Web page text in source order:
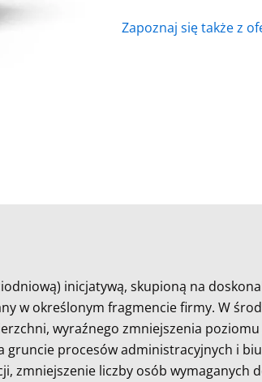
Zapoznaj się także z
inicjatywą, skupioną na
w określonym fragmencie firmy. W
wyraźnego zmniejszenia
gruncie procesów administracyjnych i
liczby osób wymaganych